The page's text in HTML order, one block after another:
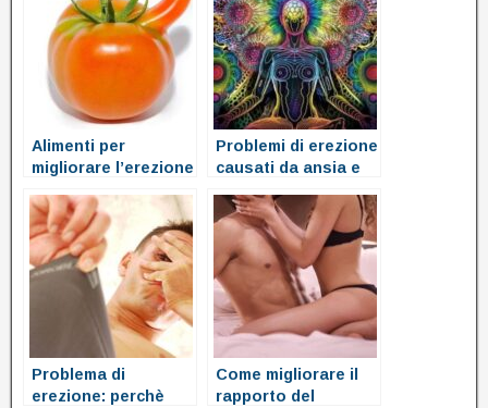
Alimenti per
migliorare l’erezione
Problemi di erezione
causati da ansia e
Problema di
erezione: perchè
Come migliorare il
rapporto del